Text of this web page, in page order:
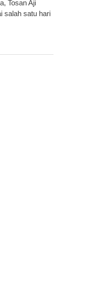
Tosan Aji
salah satu hari